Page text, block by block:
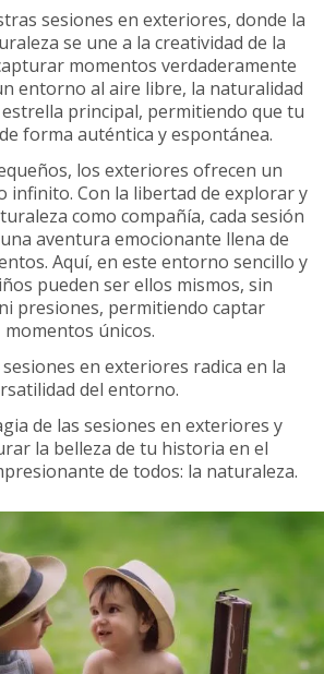
sesiones en exteriores, donde la
se une a la creatividad de la
momentos verdaderamente
entorno al aire libre, la naturalidad
principal, permitiendo que tu
forma auténtica y espontánea.
los exteriores ofrecen un
infinito. Con la libertad de explorar y
como compañía, cada sesión
aventura emocionante llena de
Aquí, en este entorno sencillo y
pueden ser ellos mismos, sin
presiones, permitiendo captar
momentos únicos.
en exteriores radica en la
del entorno.
de las sesiones en exteriores y
la belleza de tu historia en el
de todos: la naturaleza.